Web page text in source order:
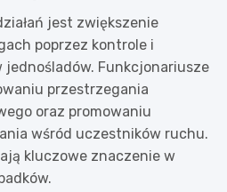
jest zwiększenie
poprzez kontrole i
Funkcjonariusze
przestrzegania
oraz promowaniu
wśród uczestników ruchu.
kluczowe znaczenie w